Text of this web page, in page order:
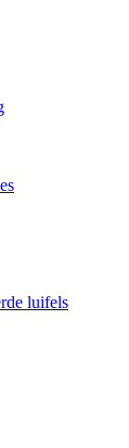
luifels